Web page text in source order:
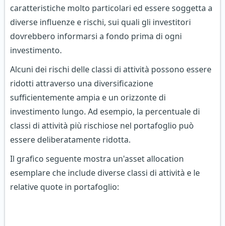
caratteristiche molto particolari ed essere soggetta a
diverse influenze e rischi, sui quali gli investitori
dovrebbero informarsi a fondo prima di ogni
investimento.
Alcuni dei rischi delle classi di attività possono essere
ridotti attraverso una diversificazione
sufficientemente ampia e un orizzonte di
investimento lungo. Ad esempio, la percentuale di
classi di attività più rischiose nel portafoglio può
essere deliberatamente ridotta.
Il grafico seguente mostra un'asset allocation
esemplare che include diverse classi di attività e le
relative quote in portafoglio: